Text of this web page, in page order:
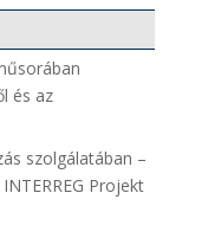
és az
szolgálatában –
Projekt